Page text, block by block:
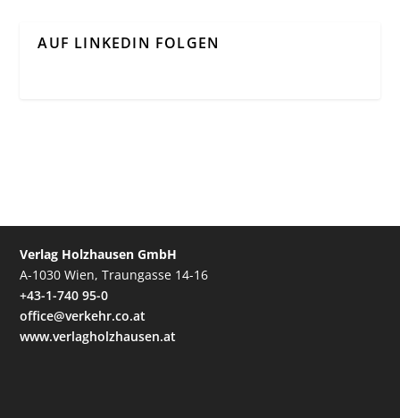
AUF LINKEDIN FOLGEN
Verlag Holzhausen GmbH
A-1030 Wien, Traungasse 14-16
+43-1-740 95-0
office@verkehr.co.at
www.verlagholzhausen.at